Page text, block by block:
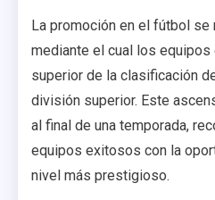
La promoción en el fútbol
mediante el cual los equipos
superior de la clasificación
división superior. Este
al final de una temporada,
equipos exitosos con la
nivel más prestigioso.